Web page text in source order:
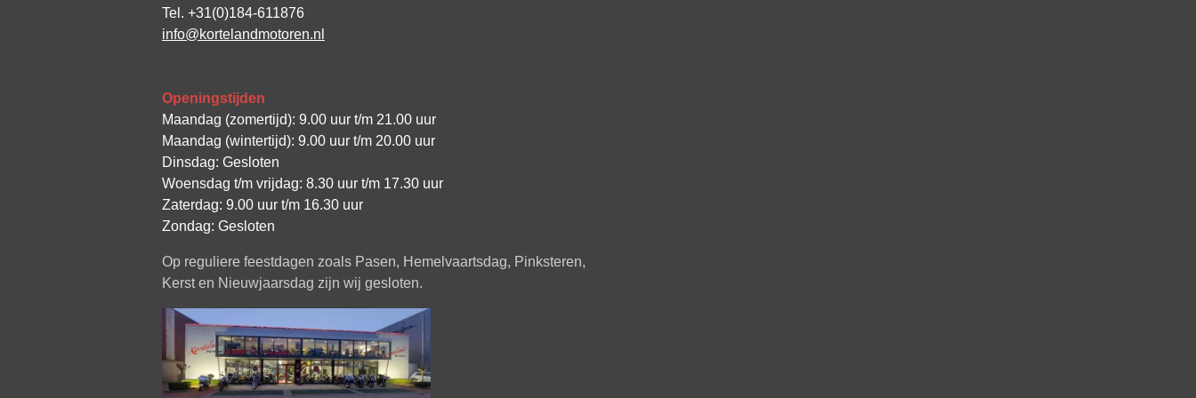
Tel. +31(0)184-611876
info@kortelandmotoren.nl
Openingstijden
Maandag (zomertijd): 9.00 uur t/m 21.00 uur
Maandag (wintertijd): 9.00 uur t/m 20.00 uur
Dinsdag: Gesloten
Woensdag t/m vrijdag: 8.30 uur t/m 17.30 uur
Zaterdag: 9.00 uur t/m 16.30 uur
Zondag: Gesloten
Op reguliere feestdagen zoals Pasen, Hemelvaartsdag, Pinksteren,
Kerst en Nieuwjaarsdag zijn wij gesloten.